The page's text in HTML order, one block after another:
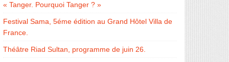
« Tanger. Pourquoi Tanger ? »
Festival Sama, 5éme édition au Grand Hôtel Villa de
France.
Théâtre Riad Sultan, programme de juin 26.